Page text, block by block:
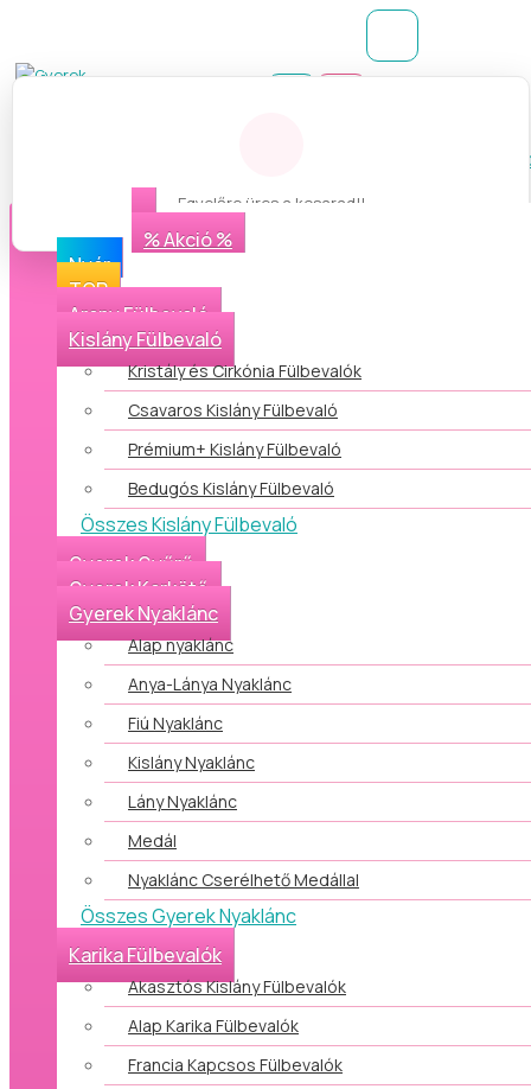
Egyelőre üres a kosarad!!
Kívánságlista
% Akció %
Nyár
TOP
Arany Fülbevaló
Kislány Fülbevaló
Kristály és Cirkónia Fülbevalók
Csavaros Kislány Fülbevaló
Prémium+ Kislány Fülbevaló
Bedugós Kislány Fülbevaló
Összes Kislány Fülbevaló
Gyerek Gyűrű
Gyerek Karkötő
Gyerek Nyaklánc
Alap nyaklánc
Anya-Lánya Nyaklánc
Fiú Nyaklánc
Kislány Nyaklánc
Lány Nyaklánc
Medál
Nyaklánc Cserélhető Medállal
Összes Gyerek Nyaklánc
Karika Fülbevalók
Akasztós Kislány Fülbevalók
Alap Karika Fülbevalók
Francia Kapcsos Fülbevalók